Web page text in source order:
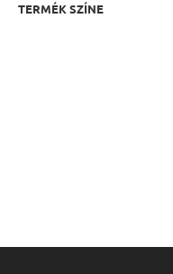
TERMÉK SZÍNE